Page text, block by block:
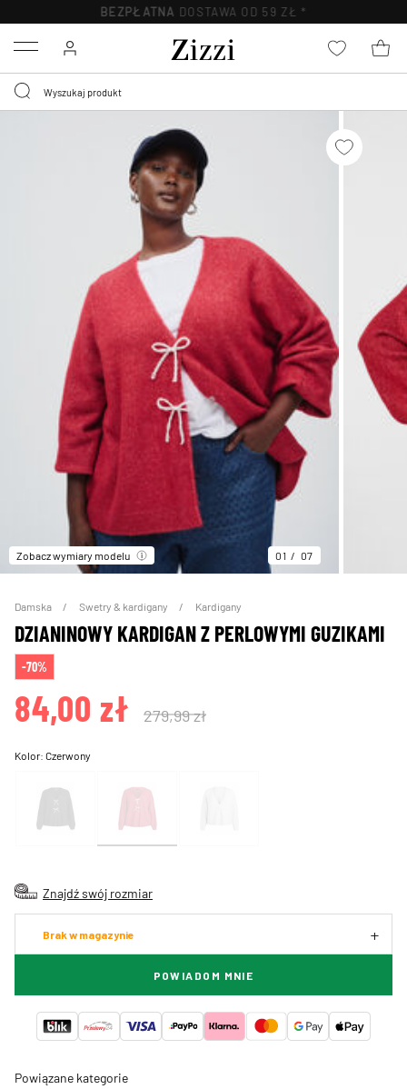
BEZPŁATNA DOSTAWA OD 59 ZŁ *
Menu
Zobacz wymiary modelu 01 07
Damska Swetry & kardigany Kardigany
DZIANINOWY KARDIGAN Z PERLOWYMI GUZIKAMI
-70%
84,00 zł 279,99 zł
Kolor:Czerwony
Znajdź swój rozmiar
Brak w magazynie
POWIADOM MNIE
Powiązane kategorie